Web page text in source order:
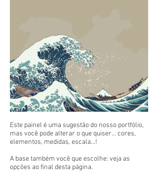
Este painel é uma sugestão do nosso portfólio,
mas você pode alterar o que quiser... cores,
elementos, medidas, escala...!
A base também você que escolhe: veja as
opções ao final desta página.